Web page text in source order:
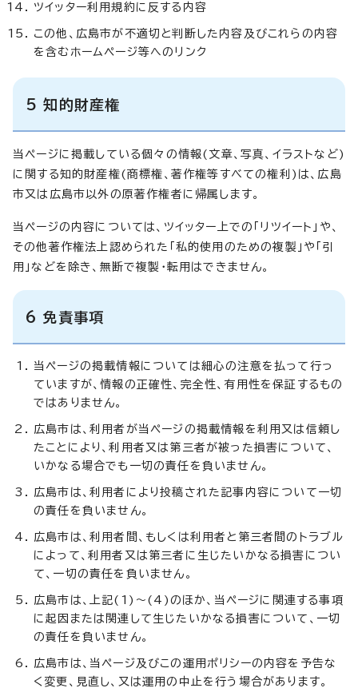
ツイッター利用規約に反する内容
この他、広島市が不適切と判断した内容及びこれらの内容
を含むホームページ等へのリンク
5 知的財産権
当ページに掲載している個々の情報(文章、写真、イラストなど)
に関する知的財産権(商標権、著作権等すべての権利)は、広島
市又は広島市以外の原著作権者に帰属します。
当ページの内容については、ツイッター上での「リツイート」や、
その他著作権法上認められた「私的使用のための複製」や「引
用」などを除き、無断で複製・転用はできません。
6 免責事項
当ページの掲載情報については細心の注意を払って行っ
ていますが、情報の正確性、完全性、有用性を保証するもの
ではありません。
広島市は、利用者が当ページの掲載情報を利用又は信頼し
たことにより、利用者又は第三者が被った損害について、
いかなる場合でも一切の責任を負いません。
広島市は、利用者により投稿された記事内容について一切
の責任を負いません。
広島市は、利用者間、もしくは利用者と第三者間のトラブル
によって、利用者又は第三者に生じたいかなる損害につい
て、一切の責任を負いません。
広島市は、上記(1)～(4)のほか、当ページに関連する事項
に起因または関連して生じたいかなる損害について、一切
の責任を負いません。
広島市は、当ページ及びこの運用ポリシーの内容を予告な
く変更、見直し、又は運用の中止を行う場合があります。